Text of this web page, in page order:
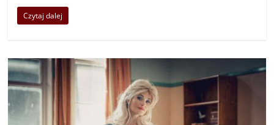
Czytaj dalej